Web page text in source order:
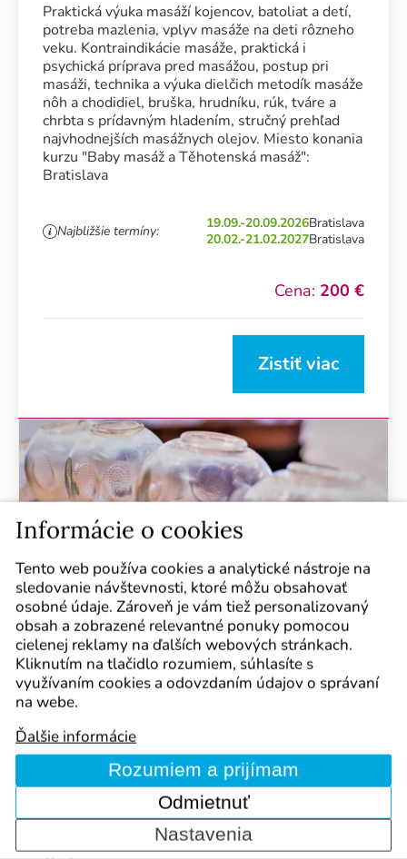
Praktická výuka masáží kojencov, batoliat a detí,
potreba mazlenia, vplyv masáže na deti rôzneho
veku. Kontraindikácie masáže, praktická i
psychická príprava pred masážou, postup pri
masáži, technika a výuka dielčich metodík masáže
nôh a chodidiel, bruška, hrudníku, rúk, tváre a
chrbta s prídavným hladením, stručný prehľad
najvhodnejších masážnych olejov. Miesto konania
kurzu "Baby masáž a Těhotenská masáž":
Bratislava
Najbližšie termíny: 19.09.-20.09.2026Bratislava
20.02.-21.02.2027Bratislava
Cena: 200 €
Zistiť viac
Bankovanie
Masérsky kurz bankovania: liečenie bankami je
stará metóda známa už v staroveku, používaná na
potláčanie bolesti pohybového aparátu -
uvoľnenie stuhnutého svalstva, ako aj k
tejto masáži sa na pokožku prikladajú banky -
sklenené nádobky, v ktorých sa vytvorí podtlak a
ten spôsobí ich prisatie na pokožku. Miesto
konania kurzu bankovania: Bratislava
Najbližšie termíny:
12.09.-13.09.2026
12.12.-13.12.2026Bratislava
Informácie o cookies
Tento web používa cookies a analytické nástroje na
sledovanie návštevnosti, ktoré môžu obsahovať
osobné údaje. Zároveň je vám tiež personalizovaný
obsah a zobrazené relevantné ponuky pomocou
cielenej reklamy na ďalších webových stránkach.
Kliknutím na tlačidlo rozumiem, súhlasíte s
využívaním cookies a odovzdaním údajov o správaní
na webe.
Ďalšie informácie
Rozumiem a prijímam
Odmietnuť
Nastavenia